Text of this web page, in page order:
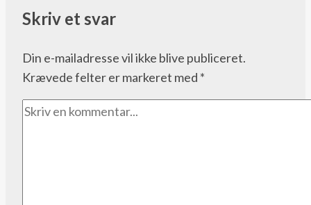
Skriv et svar
Din e-mailadresse vil ikke blive publiceret.
Krævede felter er markeret med *